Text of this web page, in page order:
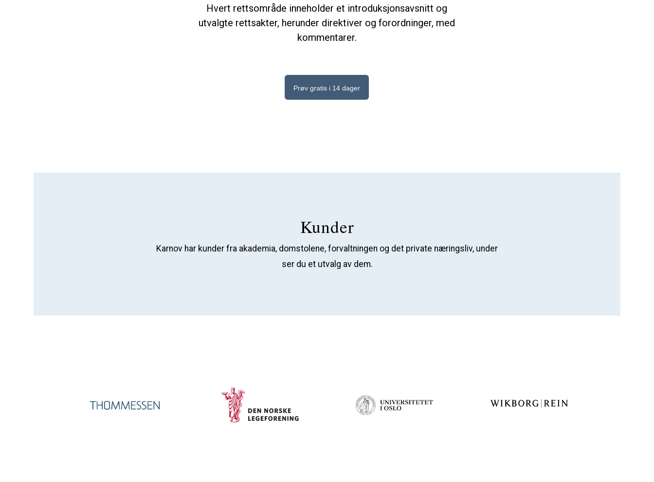
Hvert rettsområde inneholder et introduksjonsavsnitt og
utvalgte rettsakter, herunder direktiver og forordninger, med
kommentarer.
Prøv gratis i 14 dager
Kunder
Karnov har kunder fra akademia, domstolene, forvaltningen og det private næringsliv, under
ser du et utvalg av dem.